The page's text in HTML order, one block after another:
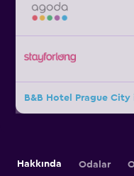
B&B Hotel Prague City
Hakkında Odalar